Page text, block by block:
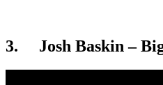
3. Josh Baskin –